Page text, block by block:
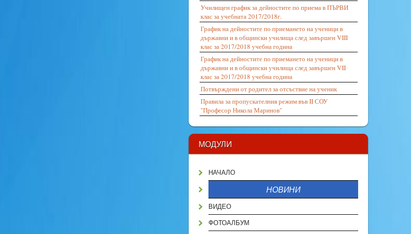
Училищен график за дейностите по приема в ПЪРВИ
клас за учебната 2017/2018г.
График на дейностите по приемането на ученици в
държавни и в общински училища след завършен VIII
клас за 2017/2018 учебна година
График на дейностите по приемането на ученици в
държавни и в общински училища след завършен VII
клас за 2017/2018 учебна година
Потвърждени от родител за отсъствие на ученик
Правила за пропускателния режим във II СОУ
"Професор Никола Маринов"
МОДУЛИ
НАЧАЛО
НОВИНИ
ВИДЕО
ФОТОАЛБУМ